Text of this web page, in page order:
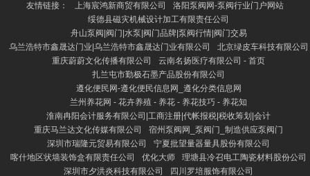
友情链接： 上海宸鸿新商贸有限公司
洛阳泵阀网-泵阀行业门户网站
绥德县磁灾机械设计加工有限责任公司
舟山泵阀|阀门|水泵|阀门品牌|泵阀行情|阀门交易
乌兰浩特市鑫晟达门业|乌兰浩特市鑫晟达门业有限公司
北京绿皮车科技有限公司
重庆蔚蔚文化传播有限公司
云南名扬医疗有限公司 - 首页
扎兰屯市勤极石墨产品股份有限公司
遵化便民网-遵化便民信息网_遵化分类信息网
兰州养花网 - 花卉养殖 - 养花 - 养花技巧 - 养花知
淮南冉阳会计服务有限公司|工商注册|代帐报税|税收筹划|会计
重庆马兰达文化传媒有限公司
宿州泵阀网_泵阀门_制造供应泵阀门
深圳市瑞隆元贸易有限公司
宁夏批望量器量具股份有限公司
喀什地区状墙装饰盒有限责任公司
优化大师
理塘县冷召电工陶瓷材料股份公司
深圳市夕洪炎科技有限公司
四川罗培服饰有限公司